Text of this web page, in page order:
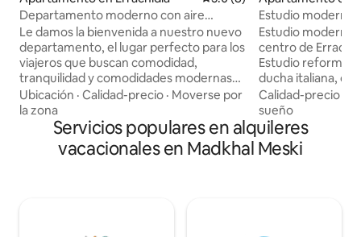
Departamento moderno con aire
acondicionado y WIFI RÁPIDO
Le damos la bienvenida a nuestro nuevo
departamento, el lugar perfecto para los
viajeros que buscan comodidad,
tranquilidad y comodidades modernas
durante su estancia en Errachidia.
Relájate en esta escapada única y
tranquila. Siempre estamos listos para
ayudarte con consejos sobre
atracciones locales, restaurantes o
Ubicación · Calidad-precio · Moverse por
la zona
Estudio moderno
Estudio moderno
centro de Errachidia • El
Estudio
ducha italiana,
acondicionado,
Edificio reciente
vigilado por
servicios.
:) • Reglamento interno: Según la ley
Calidad-precio
sueño
Servicios populares en alquileres
vacacionales en Madkhal Meski